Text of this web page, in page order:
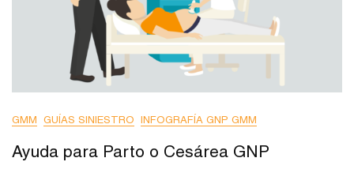
GMM GUÍAS SINIESTRO INFOGRAFÍA GNP GMM
Ayuda para Parto o Cesárea GNP